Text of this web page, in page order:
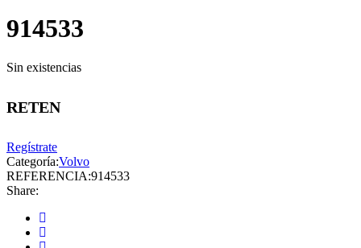
914533
Sin existencias
RETEN
Regístrate
Categoría:Volvo
REFERENCIA:914533
Share: